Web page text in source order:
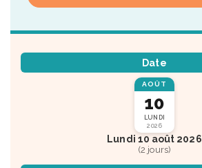
Date
AOÛT
10
LUNDI
2026
Lundi 10 août 2026
(2 jours)